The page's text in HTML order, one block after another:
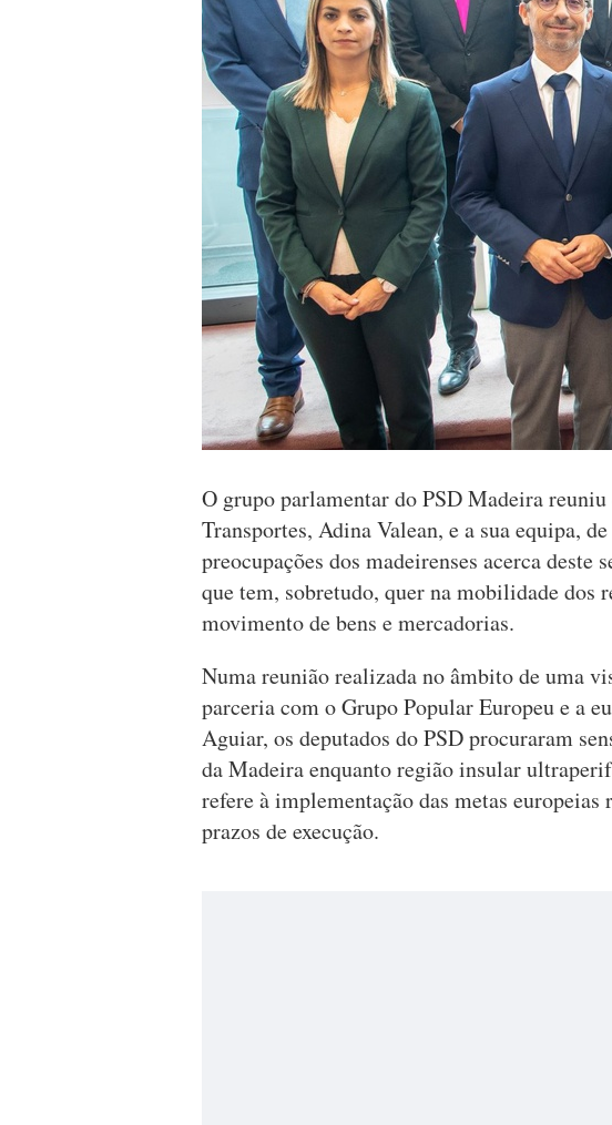
O grupo parlamentar do PSD Madeira
Transportes, Adina Valean, e a sua equipa,
preocupações dos madeirenses acerca
que tem, sobretudo, quer na mobilidade dos
movimento de bens e mercadorias.
Numa reunião realizada no âmbito de uma
parceria com o Grupo Popular Europeu e a
Aguiar, os deputados do PSD procuraram
da Madeira enquanto região insular
refere à implementação das metas europeias
prazos de execução.